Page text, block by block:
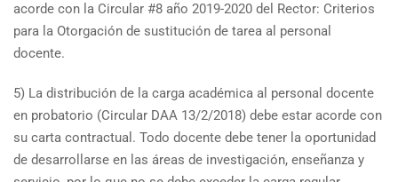
acorde con la Circular #8 año 2019-2020 del Rector: Criterios
para la Otorgación de sustitución de tarea al personal
docente.
5) La distribución de la carga académica al personal docente
en probatorio (Circular DAA 13/2/2018) debe estar acorde con
su carta contractual. Todo docente debe tener la oportunidad
de desarrollarse en las áreas de investigación, enseñanza y